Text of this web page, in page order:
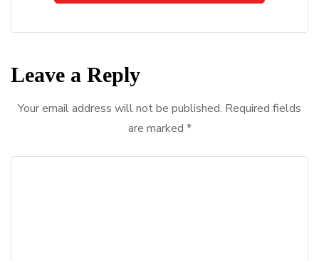
Leave a Reply
Your email address will not be published. Required fields
are marked *